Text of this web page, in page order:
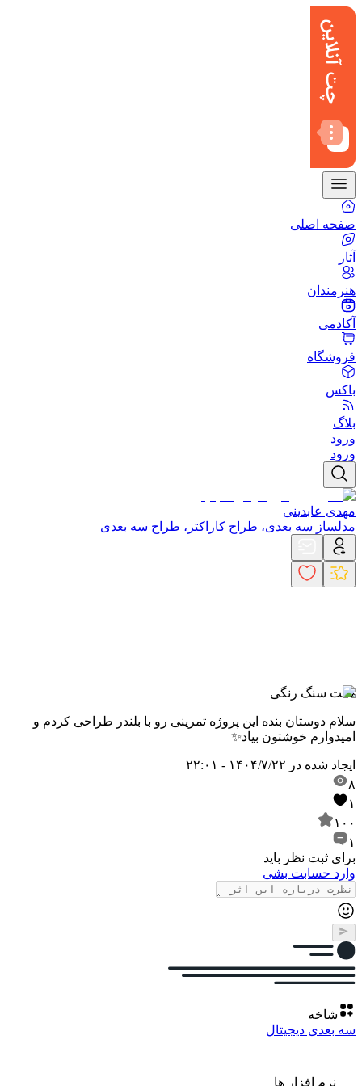
صفحه اصلی
آثار
هنرمندان
آکادمی
فروشگاه
باکس
بلاگ
ورود
ورود
مهدی عابدینی
مدلساز سه بعدی، طراح کاراکتر، طراح سه بعدی
هفت سنگ رنگی
سلام دوستان بنده این پروژه تمرینی رو با بلندر طراحی کردم و
امیدوارم خوشتون بیاد✨
ایجاد شده در ۱۴۰۴/۷/۲۲ - ۲۲:۰۱
۸
۱
۱۰۰
۱
برای ثبت نظر باید
وارد حسابت بشی
شاخه
سه بعدی دیجیتال
نرم افزار ها